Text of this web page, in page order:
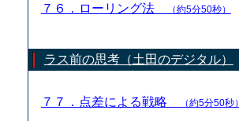
７６．ローリング法 （約5分50秒）
ラス前の思考（土田のデジタル）
７７．点差による戦略 （約5分50秒）